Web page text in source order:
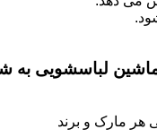
ماشین لباسشویی به
هر مارک و برند